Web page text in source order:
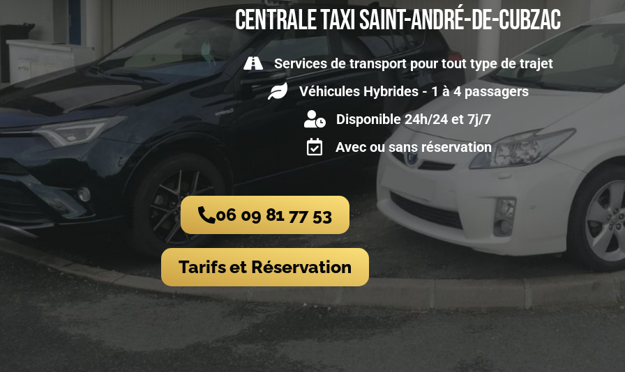
Centrale Taxi Saint-André-de-Cubzac
Services de transport pour tout type de trajet
Véhicules Hybrides - 1 à 4 passagers
Disponible 24h/24 et 7j/7
Avec ou sans réservation
06 09 81 77 53
Tarifs et Réservation